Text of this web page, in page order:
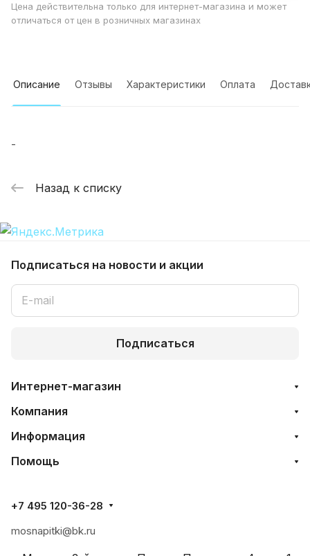
Цена действительна только для интернет-магазина и может
отличаться от цен в розничных магазинах
Описание Отзывы Характеристики Оплата
-
Назад к списку
Подписаться на новости и акции
Подписаться
Интернет-магазин
Компания
Информация
Помощь
+7 495 120-36-28
mosnapitki@bk.ru